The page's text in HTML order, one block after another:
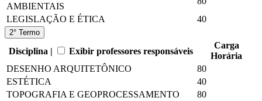
AMBIENTAIS
LEGISLAÇÃO E ÉTICA
40
2° Termo
Disciplina | Exibir professores responsáveis
Carga
Horária
DESENHO ARQUITETÔNICO
80
ESTÉTICA
40
TOPOGRAFIA E GEOPROCESSAMENTO
80